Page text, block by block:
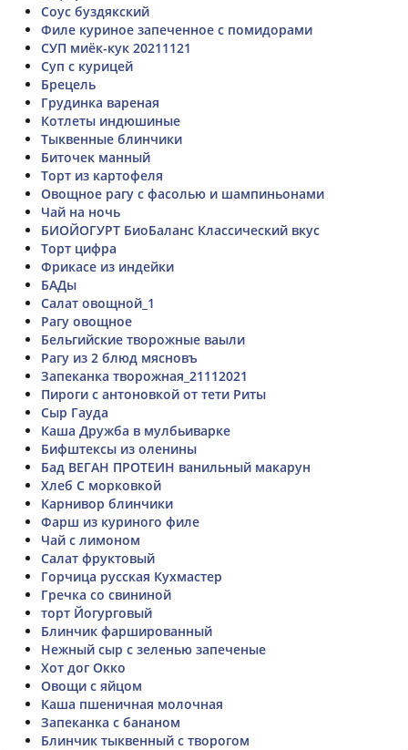
Соус буздякский
Филе куриное запеченное с помидорами
СУП миёк-кук 20211121
Суп с курицей
Брецель
Грудинка вареная
Котлеты индюшиные
Тыквенные блинчики
Биточек манный
Торт из картофеля
Овощное рагу с фасолью и шампиньонами
Чай на ночь
БИОЙОГУРТ БиоБаланс Классический вкус
Торт цифра
Фрикасе из индейки
БАДы
Салат овощной_1
Рагу овощное
Бельгийские творожные ваыли
Рагу из 2 блюд мясновъ
Запеканка творожная_21112021
Пироги с антоновкой от тети Риты
Сыр Гауда
Каша Дружба в мулбьиварке
Бифштексы из оленины
Бад ВЕГАН ПРОТЕИН ванильный макарун
Хлеб С морковкой
Карнивор блинчики
Фарш из куриного филе
Чай с лимоном
Салат фруктовый
Горчица русская Кухмастер
Гречка со свининой
торт Йогурговый
Блинчик фаршированный
Нежный сыр с зеленью запеченые
Хот дог Окко
Овощи с яйцом
Каша пшеничная молочная
Запеканка с бананом
Блинчик тыквенный с творогом